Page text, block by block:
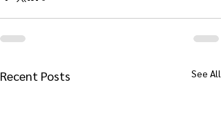
Recent Posts See All